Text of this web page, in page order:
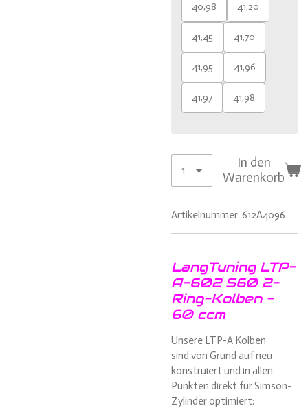
40,98 41,20
41,45 41,70
41,95 41,96
41,97 41,98
In den
Warenkorb
Artikelnummer: 612A4096
LangTuning LTP-
A-602 S60 2-
Ring-Kolben -
60 ccm
Unsere LTP-A Kolben
sind von Grund auf neu
konstruiert und in allen
Punkten direkt für Simson-
Zylinder optimiert: